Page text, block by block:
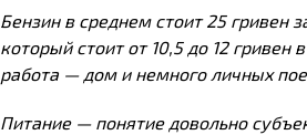
Бензин в среднем стоит 25 гривен
который стоит от 10,5 до 12
работа — дом и немного личных
Питание — понятие довольно